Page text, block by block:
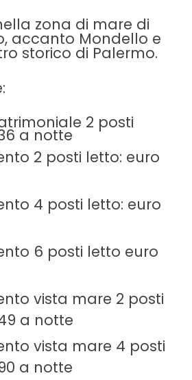
zona di mare di
accanto Mondello e
storico di Palermo.
2 posti
a notte
2 posti letto: euro
4 posti letto: euro
6 posti letto euro
vista mare 2 posti
a notte
vista mare 4 posti
a notte